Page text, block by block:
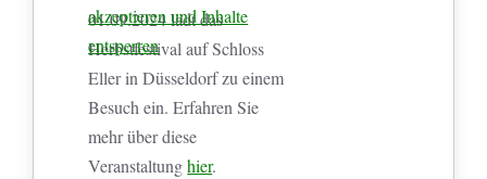
akzeptieren und Inhalte
entsperren
01.09.2024 lädt das
Herbstfestival auf Schloss
Eller in Düsseldorf zu einem
Besuch ein. Erfahren Sie
mehr über diese
Veranstaltunghier.